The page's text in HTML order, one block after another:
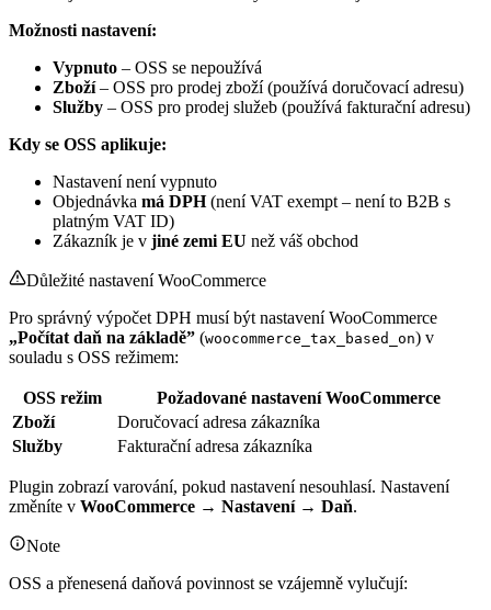
Možnosti nastavení:
Vypnuto – OSS se nepoužívá
Zboží– OSS pro prodej zboží (používá doručovací adresu)
Služby – OSS pro prodej služeb (používá fakturační adresu)
Kdy se OSS aplikuje:
Nastavení není vypnuto
Objednávka má DPH(není VAT exempt – není to B2B s
platným VAT ID)
Zákazník je v jiné zemi EU než váš obchod
Důležité nastavení WooCommerce
Pro správný výpočet DPH musí být nastavení WooCommerce
„Počítat daň na základě” (woocommerce_tax_based_on) v
souladu s OSS režimem:
OSS režim
Požadované nastavení WooCommerce
Zboží
Doručovací adresa zákazníka
Služby
Fakturační adresa zákazníka
Plugin zobrazí varování, pokud nastavení nesouhlasí. Nastavení
změníte v WooCommerce → Nastavení → Daň.
Note
OSS a přenesená daňová povinnost se vzájemně vylučují: